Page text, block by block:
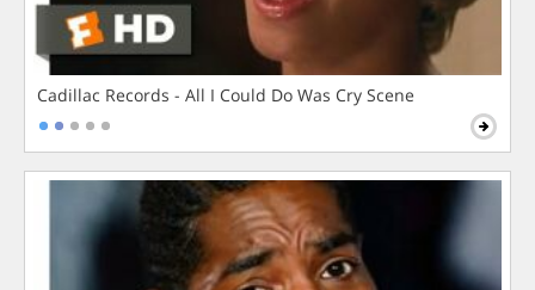
Cadillac Records - All I Could Do Was Cry Scene